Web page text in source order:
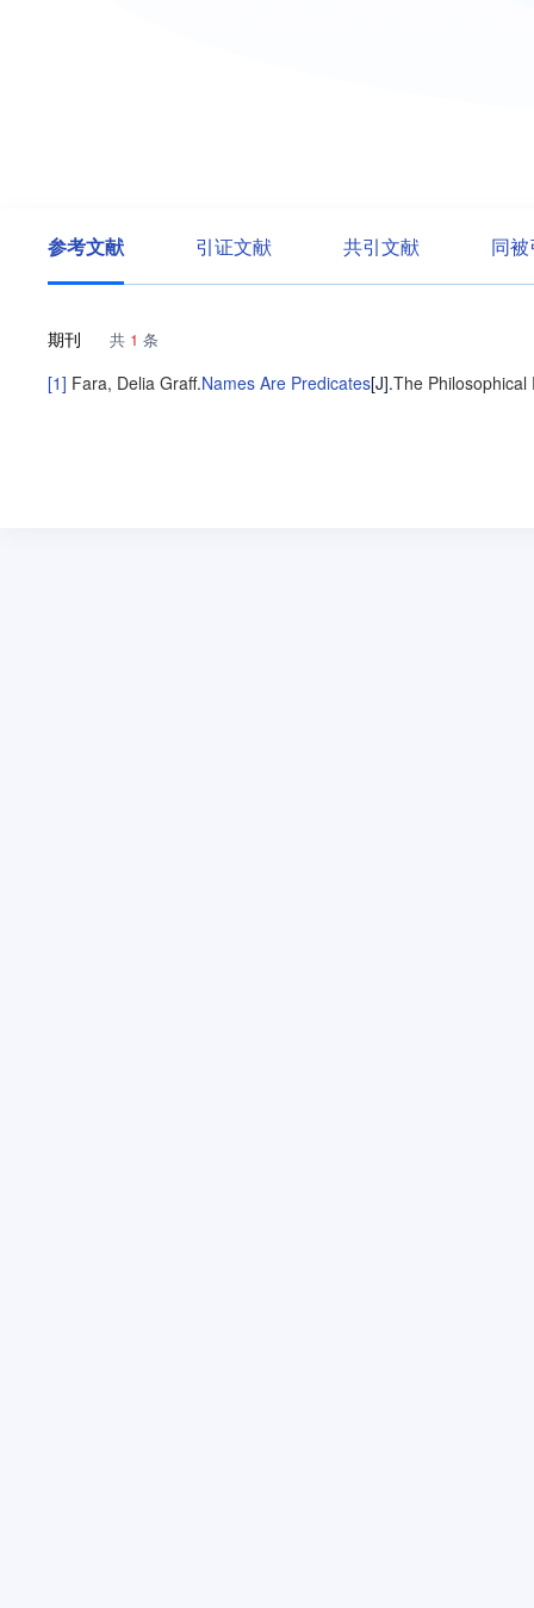
参考文献 引证文献 共引文献 同
期刊 共 1 条
[1] Fara, Delia Graff.Names Are Predicates[J].The Philosophical